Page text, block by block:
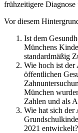
frühzeitigere
Vor diesem
Ist dem
Münchens
standardmäßig
Wie hoch ist der
öffentlichen
München
Zahlen und als
Wie hat sich
2021 entwickelt?